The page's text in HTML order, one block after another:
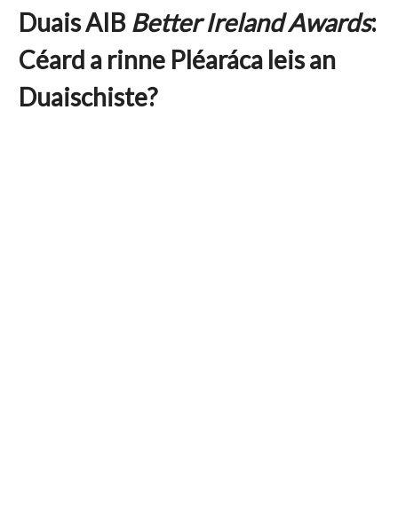
Duais AIB Better Ireland Awards:
Céard a rinne Pléaráca leis an
Duaischiste?